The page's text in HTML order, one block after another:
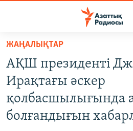
Skip
main
content
Skip
to
main
САЯСАТ
AZATTYQTV
ҚАҢТАР ОҚИҒАСЫ
ЖАҢАЛЫҚТАР
АҚШ президенті
Ирақтағы әскер
қолбасшылығында
болғандығын